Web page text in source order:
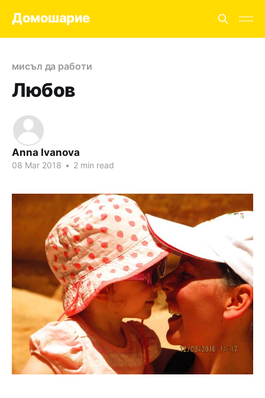
Домошарие
мисъл да работи
Любов
Anna Ivanova
08 Mar 2018 • 2 min read